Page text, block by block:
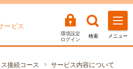
ービス
環境設定
ログイン
検索 メニュー
接続コース
サービス内容について